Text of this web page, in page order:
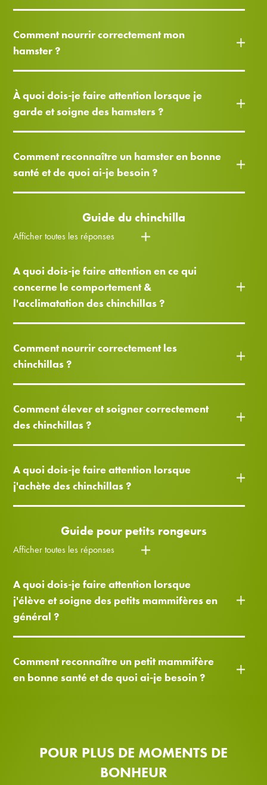
Comment nourrir correctement mon
hamster ?
À quoi dois-je faire attention lorsque je
garde et soigne des hamsters ?
Comment reconnaître un hamster en bonne
santé et de quoi ai-je besoin ?
Guide du chinchilla
Afficher toutes les réponses
A quoi dois-je faire attention en ce qui
concerne le comportement &
l'acclimatation des chinchillas ?
Comment nourrir correctement les
chinchillas ?
Comment élever et soigner correctement
des chinchillas ?
A quoi dois-je faire attention lorsque
j'achète des chinchillas ?
Guide pour petits rongeurs
Afficher toutes les réponses
A quoi dois-je faire attention lorsque
j'élève et soigne des petits mammifères en
général ?
Comment reconnaître un petit mammifère
en bonne santé et de quoi ai-je besoin ?
POUR PLUS DE MOMENTS DE
BONHEUR